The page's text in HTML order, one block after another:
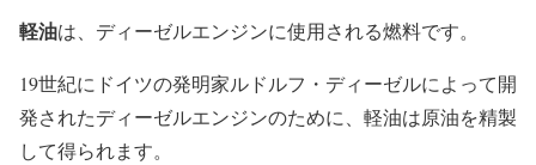
軽油は、ディーゼルエンジンに使用される燃料です。
19世紀にドイツの発明家ルドルフ・ディーゼルによって開
発されたディーゼルエンジンのために、軽油は原油を精製
して得られます。